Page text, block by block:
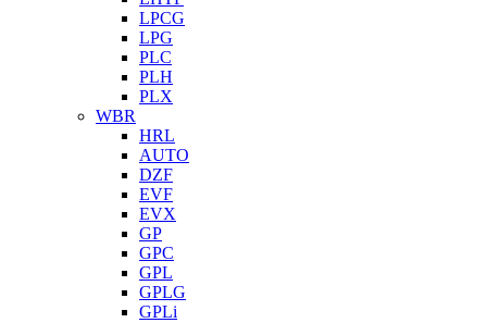
LPCG
LPG
PLC
PLH
PLX
WBR
HRL
AUTO
DZF
EVF
EVX
GP
GPC
GPL
GPLG
GPLi